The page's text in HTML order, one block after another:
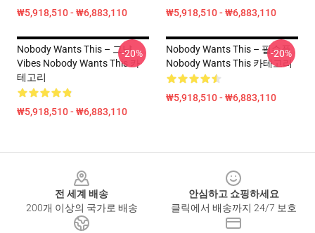
₩5,918,510 - ₩6,883,110 ₩5,918,510 - ₩6,883,110
Nobody Wants This – 그냥
Vibes Nobody Wants This 카
테고리
₩5,918,510 - ₩6,883,110
-20%
Nobody Wants This – 필수품
Nobody Wants This 카테고리
₩5,918,510 - ₩6,883,110
-20%
전 세계 배송
200개 이상의 국가로 배송
안심하고 쇼핑하세요
클릭에서 배송까지 24/7 보호